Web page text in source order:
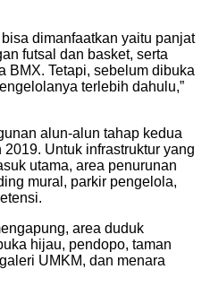
dimanfaatkan yaitu panjat
futsal dan basket, serta
BMX. Tetapi, sebelum dibuka
terlebih dahulu,”
alun-alun tahap kedua
Untuk infrastruktur yang
utama, area penurunan
mural, parkir pengelola,
area duduk
hijau, pendopo, taman
UMKM, dan menara